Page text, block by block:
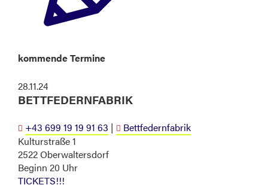
kommende Termine
28.11.24
BETTFEDERNFABRIK
 +43 699 19 19 91 63 |  Bettfedernfabrik
Kulturstraße 1
2522 Oberwaltersdorf
Beginn 20 Uhr
TICKETS!!!